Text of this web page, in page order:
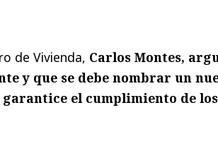
de Vivienda, Carlos Montes,
y que se debe nombrar un
el cumplimiento de